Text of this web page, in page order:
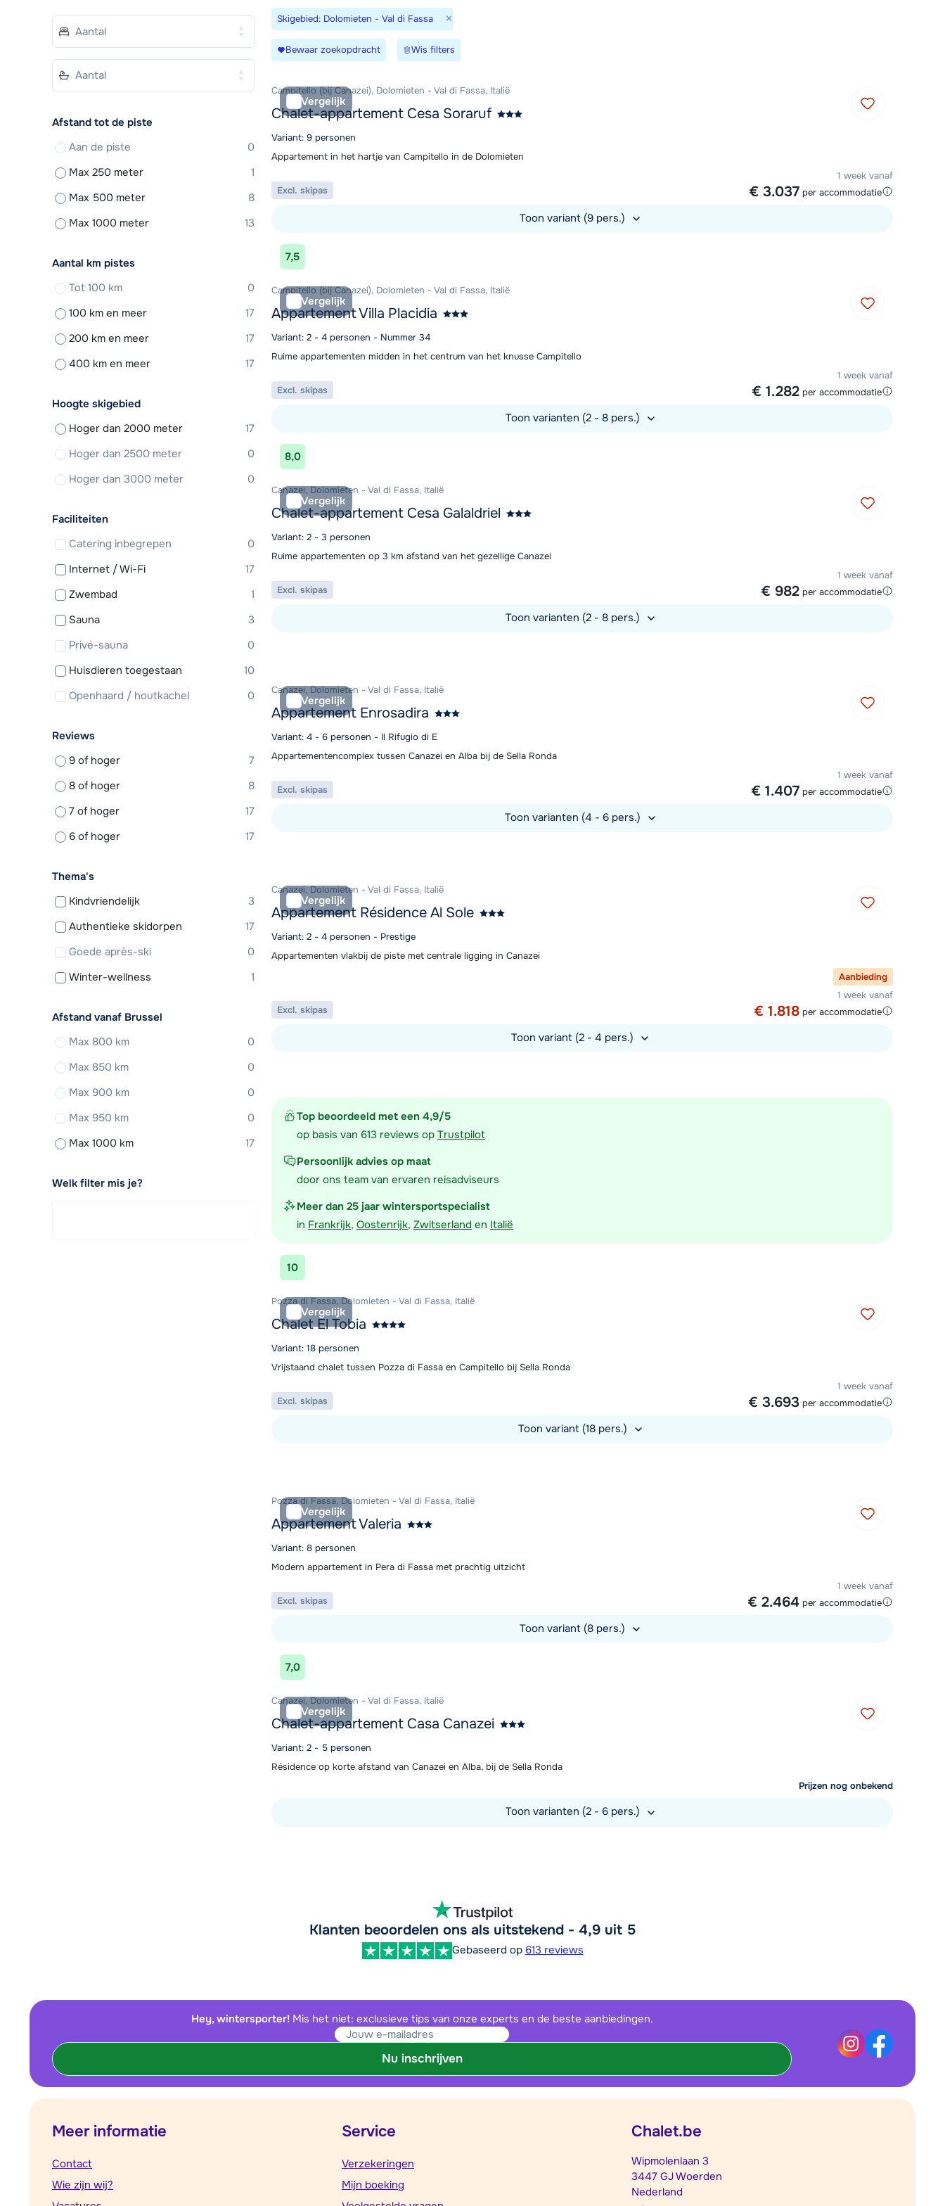
Skigebied: Dolomieten - Val di Fassa ×
Bewaar zoekopdracht Wis filters
Top beoordeeld met een 4,9/5
op basis van 613 reviews op Trustpilot
Persoonlijk advies op maat
door ons team van ervaren reisadviseurs
Meer dan 25 jaar wintersportspecialist
in Frankrijk, Oostenrijk, Zwitserland en Italië
Vergelijk
Campitello (bij Canazei), Dolomieten - Val di Fassa, Italië
Chalet-appartement Cesa Soraruf
Variant: 9 personen
Appartement in het hartje van Campitello in de Dolomieten
1 week vanaf
€ 3.037 per accommodatie
Excl. skipas
Toon variant (9 pers.)
Bekijk accommodatie
7,5
Vergelijk
Campitello (bij Canazei), Dolomieten - Val di Fassa, Italië
Appartement Villa Placidia
Variant: 2 - 4 personen - Nummer 34
Ruime appartementen midden in het centrum van het knusse Campitello
1 week vanaf
€ 1.282 per accommodatie
Excl. skipas
Toon varianten (2 - 8 pers.)
Bekijk accommodatie
8,0
Vergelijk
Canazei, Dolomieten - Val di Fassa, Italië
Chalet-appartement Cesa Galaldriel
Variant: 2 - 3 personen
Ruime appartementen op 3 km afstand van het gezellige Canazei
1 week vanaf
€ 982 per accommodatie
Excl. skipas
Toon varianten (2 - 8 pers.)
Vergelijk
Canazei, Dolomieten - Val di Fassa, Italië
Appartement Enrosadira
Variant: 4 - 6 personen - Il Rifugio di E
Appartementencomplex tussen Canazei en Alba bij de Sella Ronda
1 week vanaf
€ 1.407 per accommodatie
Excl. skipas
Toon varianten (4 - 6 pers.)
Vergelijk
Canazei, Dolomieten - Val di Fassa, Italië
Appartement Résidence Al Sole
Variant: 2 - 4 personen - Prestige
Appartementen vlakbij de piste met centrale ligging in Canazei
Aanbieding
1 week vanaf
€ 1.818 per accommodatie
Excl. skipas
Toon variant (2 - 4 pers.)
10
Vergelijk
Pozza di Fassa, Dolomieten - Val di Fassa, Italië
Chalet El Tobia
Variant: 18 personen
Vrijstaand chalet tussen Pozza di Fassa en Campitello bij Sella Ronda
1 week vanaf
€ 3.693 per accommodatie
Excl. skipas
Toon variant (18 pers.)
Vergelijk
Pozza di Fassa, Dolomieten - Val di Fassa, Italië
Appartement Valeria
Variant: 8 personen
Modern appartement in Pera di Fassa met prachtig uitzicht
1 week vanaf
€ 2.464 per accommodatie
Excl. skipas
Toon variant (8 pers.)
Bekijk accommodatie
7,0
Vergelijk
Canazei, Dolomieten - Val di Fassa, Italië
Chalet-appartement Casa Canazei
Variant: 2 - 5 personen
Résidence op korte afstand van Canazei en Alba, bij de Sella Ronda
Prijzen nog onbekend
Toon varianten (2 - 6 pers.)
Afstand tot de piste
Aan de piste
0
Max 250 meter
1
Max 500 meter
8
Max 1000 meter
13
Aantal km pistes
Tot 100 km
0
100 km en meer
17
200 km en meer
17
400 km en meer
17
Hoogte skigebied
Hoger dan 2000 meter
17
Hoger dan 2500 meter
0
Hoger dan 3000 meter
0
Faciliteiten
Catering inbegrepen
0
Internet / Wi-Fi
17
Zwembad
1
Sauna
3
Privé-sauna
0
Huisdieren toegestaan
10
Openhaard / houtkachel
0
Reviews
9 of hoger
7
8 of hoger
8
7 of hoger
17
6 of hoger
17
Thema's
Kindvriendelijk
3
Authentieke skidorpen
17
Goede après-ski
0
Winter-wellness
1
Afstand vanaf Brussel
Max 800 km
0
Max 850 km
0
Max 900 km
0
Max 950 km
0
Max 1000 km
17
Welk filter mis je?
Klanten beoordelen ons als uitstekend - 4,9 uit 5
Gebaseerd op 613 reviews
Hey, wintersporter! Mis het niet: exclusieve tips van onze experts en de beste aanbiedingen.
Nu inschrijven
Meer informatie
Contact
Wie zijn wij?
Service
Verzekeringen
Mijn boeking
Chalet.be
Wipmolenlaan 3
3447 GJ Woerden
Nederland